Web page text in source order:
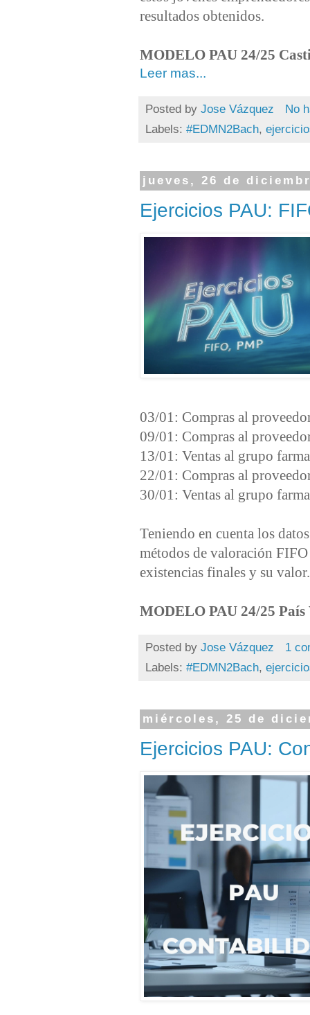
resultados obtenidos.
MODELO PAU 24/25
Leer mas...
Posted by Jose Vázquez
No
Labels: #EDMN2Bach,
jueves, 26 de
Ejercicios PAU:
03/01: Compras al
09/01: Compras al
13/01: Ventas al grupo
22/01: Compras al
30/01: Ventas al grupo
Teniendo en cuenta los
métodos de valoración
existencias finales y su valor.
MODELO PAU 24/25 País
Posted by Jose Vázquez
1
Labels: #EDMN2Bach,
miércoles, 25 de
Ejercicios PAU: